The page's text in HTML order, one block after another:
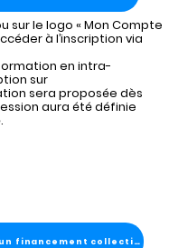
sur le logo « Mon Compte
à l’inscription via
en intra-
sur
sera proposée dès
aura été définie
- Je m'inscris avec un financement collectivité